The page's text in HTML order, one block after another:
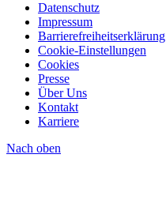
Datenschutz
Impressum
Barrierefreiheitserklärung
Cookie-Einstellungen
Cookies
Presse
Über Uns
Kontakt
Karriere
Nach oben